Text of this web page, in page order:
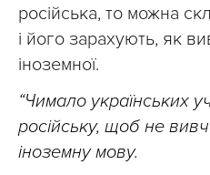
російська, то можна
і його зарахують, як
іноземної.
“Чимало українських
російську, щоб не
іноземну мову.